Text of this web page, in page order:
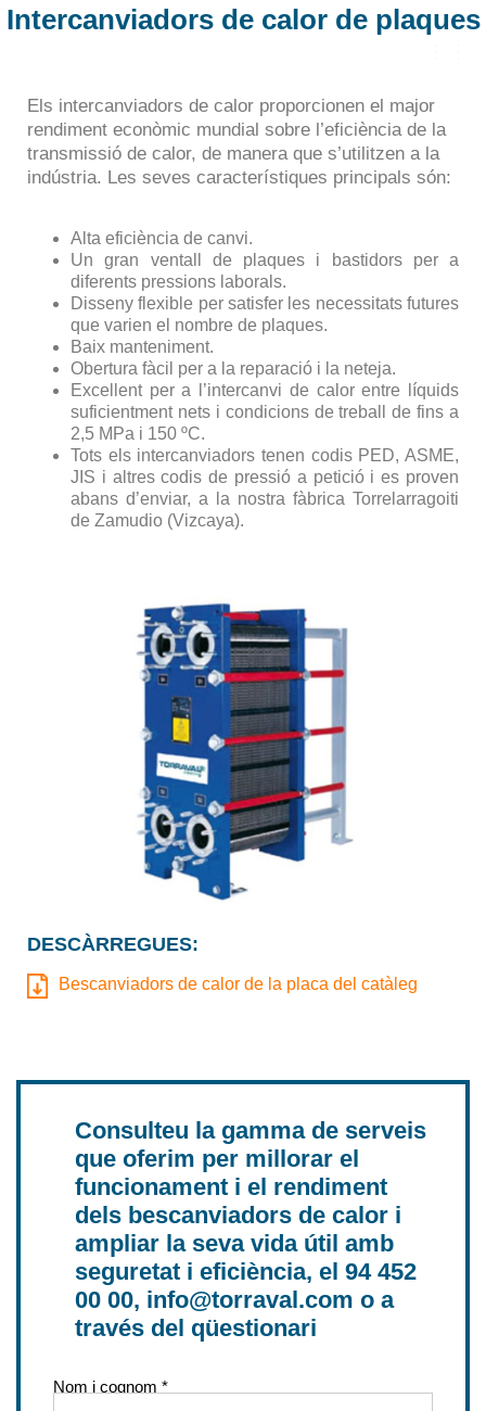
I
A
G
I
Intercanviadors de calor de plaques
Els intercanviadors de calor proporcionen el major
rendiment econòmic mundial sobre l’eficiència de la
transmissió de calor, de manera que s’utilitzen a la
indústria. Les seves característiques principals són:
Alta eficiència de canvi.
Un gran ventall de plaques i bastidors per a
diferents pressions laborals.
Disseny flexible per satisfer les necessitats futures
que varien el nombre de plaques.
Baix manteniment.
Obertura fàcil per a la reparació i la neteja.
Excellent per a l’intercanvi de calor entre líquids
suficientment nets i condicions de treball de fins a
2,5 MPa i 150 ºC.
Tots els intercanviadors tenen codis PED, ASME,
JIS i altres codis de pressió a petició i es proven
abans d’enviar, a la nostra fàbrica Torrelarragoiti
de Zamudio (Vizcaya).
DESCÀRREGUES:
Bescanviadors de calor de la placa del catàleg
Consulteu la gamma de serveis
que oferim per millorar el
funcionament i el rendiment
dels bescanviadors de calor i
ampliar la seva vida útil amb
seguretat i eficiència, el 94 452
00 00, info@torraval.com o a
través del qüestionari
Nom i cognom *